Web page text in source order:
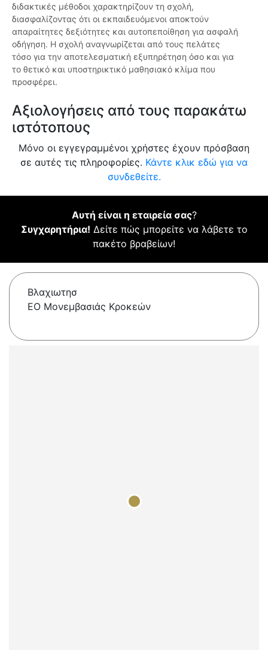
διδακτικές μέθοδοι χαρακτηρίζουν τη σχολή,
διασφαλίζοντας ότι οι εκπαιδευόμενοι αποκτούν
απαραίτητες δεξιότητες και αυτοπεποίθηση για ασφαλή
οδήγηση. Η σχολή αναγνωρίζεται από τους πελάτες
τόσο για την αποτελεσματική εξυπηρέτηση όσο και για
το θετικό και υποστηρικτικό μαθησιακό κλίμα που
προσφέρει.
Αξιολογήσεις από τους παρακάτω
ιστότοπους
Μόνο οι εγγεγραμμένοι χρήστες έχουν πρόσβαση
σε αυτές τις πληροφορίες. Κάντε κλικ εδώ για να
συνδεθείτε.
Αυτή είναι η εταιρεία σας?
Συγχαρητήρια! Δείτε πώς μπορείτε να λάβετε το
πακέτο βραβείων!
Βλαχιωτησ
ΕΟ Μονεμβασιάς Κροκεών